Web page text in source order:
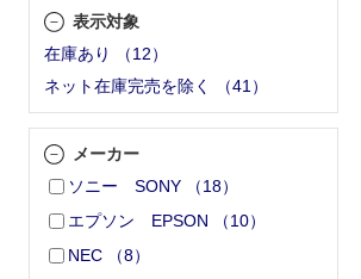
表示対象
在庫あり
（12）
ネット在庫完売を除く
（41 ）
メーカー
ソニー SONY
（18）
エプソン EPSON
（10）
NEC
（8）